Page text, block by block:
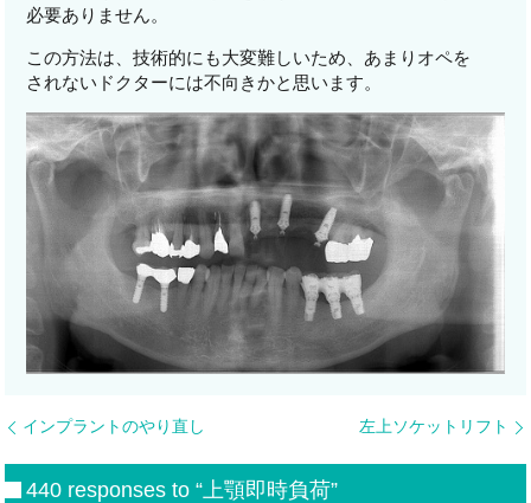
必要ありません。
この方法は、技術的にも大変難しいため、あまりオペを
されないドクターには不向きかと思います。
インプラントのやり直し 左上ソケットリフト
440 responses to “上顎即時負荷”